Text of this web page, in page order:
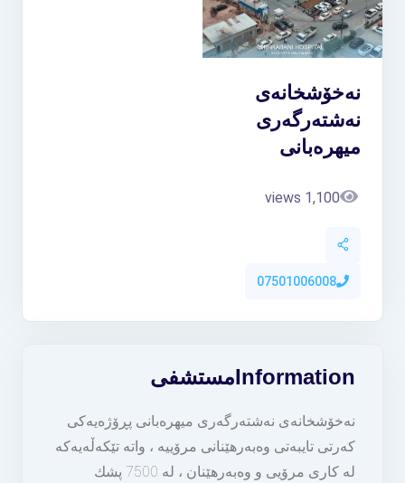
نه‌خۆشخانه‌ى
نه‌شته‌رگه‌رى
میهره‌بانى
1,100 views
07501006008
مستشفىInformation
نه‌خۆشخانه‌ى نه‌شته‌رگه‌رى میهره‌بانى پڕۆژه‌یه‌كى
كه‌رتى تایبه‌تى وه‌به‌رهێنانى مرۆییه‌ ، واته‌ تێكه‌ڵه‌یه‌كه‌
له‌ كارى مرۆیى و وه‌به‌رهێنان ، له‌ 7500 پشك